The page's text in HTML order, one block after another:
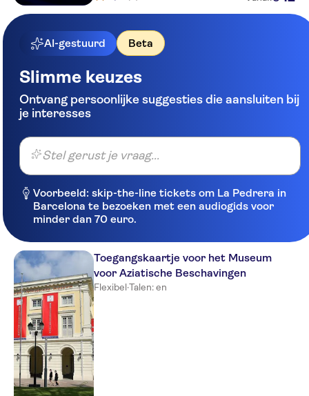
AI-gestuurd Beta
Slimme keuzes
Ontvang persoonlijke suggesties die aansluiten bij
je interesses
Stel gerust je vraag...
Voorbeeld: skip-the-line tickets om La Pedrera in
Barcelona te bezoeken met een audiogids voor
minder dan 70 euro.
Toegangskaartje voor het Museum
voor Aziatische Beschavingen
Flexibel·Talen: en